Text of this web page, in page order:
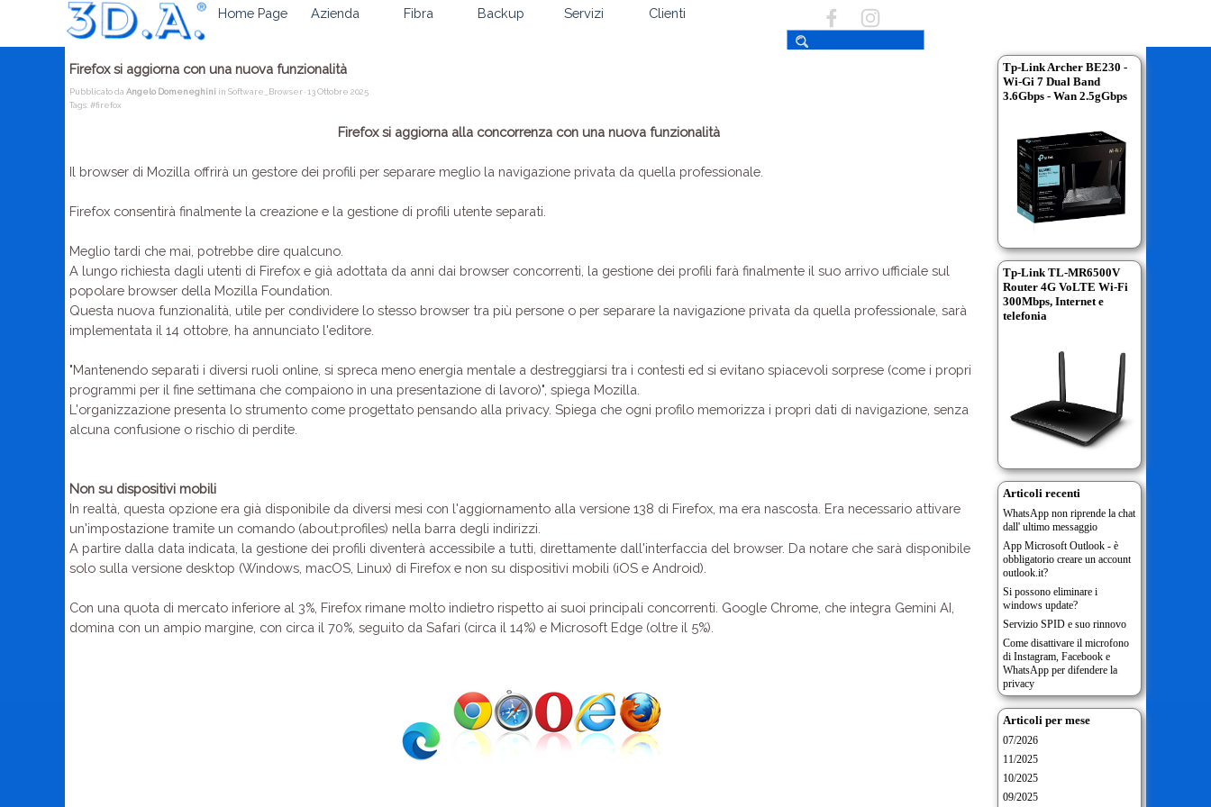
Home Page Azienda Fibra Backup Servizi Clienti
Firefox si aggiorna con una nuova funzionalità
Pubblicato da Angelo Domeneghini in Software_Browser· 13 Ottobre 2025
Tags: #firefox
Firefox si aggiorna alla concorrenza con una nuova funzionalità
Il browser di Mozilla offrirà un gestore dei profili per separare meglio la navigazione privata da quella professionale.
Firefox consentirà finalmente la creazione e la gestione di profili utente separati.
Meglio tardi che mai, potrebbe dire qualcuno.
A lungo richiesta dagli utenti di Firefox e già adottata da anni dai browser concorrenti, la gestione dei profili farà finalmente il suo arrivo ufficiale sul
popolare browser della Mozilla Foundation.
Questa nuova funzionalità, utile per condividere lo stesso browser tra più persone o per separare la navigazione privata da quella professionale, sarà
implementata il 14 ottobre, ha annunciato l'editore.
"Mantenendo separati i diversi ruoli online, si spreca meno energia mentale a destreggiarsi tra i contesti ed si evitano spiacevoli sorprese (come i propri
programmi per il fine settimana che compaiono in una presentazione di lavoro)", spiega Mozilla.
L'organizzazione presenta lo strumento come progettato pensando alla privacy. Spiega che ogni profilo memorizza i propri dati di navigazione, senza
alcuna confusione o rischio di perdite.
Non su dispositivi mobili
In realtà, questa opzione era già disponibile da diversi mesi con l'aggiornamento alla versione 138 di Firefox, ma era nascosta. Era necessario attivare
un'impostazione tramite un comando (about:profiles) nella barra degli indirizzi.
A partire dalla data indicata, la gestione dei profili diventerà accessibile a tutti, direttamente dall'interfaccia del browser. Da notare che sarà disponibile
solo sulla versione desktop (Windows, macOS, Linux) di Firefox e non su dispositivi mobili (iOS e Android).
Con una quota di mercato inferiore al 3%, Firefox rimane molto indietro rispetto ai suoi principali concorrenti. Google Chrome, che integra Gemini AI,
domina con un ampio margine, con circa il 70%, seguito da Safari (circa il 14%) e Microsoft Edge (oltre il 5%).
Tp-Link Archer BE230 -
Wi-Gi 7 Dual Band
3.6Gbps - Wan 2.5gGbps
Tp-Link TL-MR6500V
Router 4G VoLTE Wi-Fi
300Mbps, Internet e
telefonia
Articoli recenti
WhatsApp non riprende la chat
dall' ultimo messaggio
App Microsoft Outlook - è
obbligatorio creare un account
outlook.it?
Si possono eliminare i
windows update?
Servizio SPID e suo rinnovo
Come disattivare il microfono
di Instagram, Facebook e
WhatsApp per difendere la
privacy
Articoli per mese
07/2026
11/2025
10/2025
09/2025